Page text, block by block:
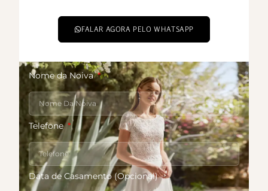
FALAR AGORA PELO WHATSAPP
Nome da Noiva
Telefone
Data de Casamento (Opcional)